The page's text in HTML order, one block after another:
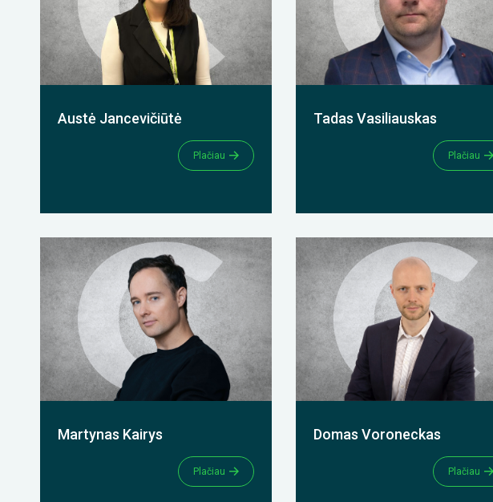
Austė Jancevičiūtė
Plačiau
Tadas Vasiliauskas
Plačiau
Martynas Kairys
Plačiau
Domas Voroneckas
Plačiau